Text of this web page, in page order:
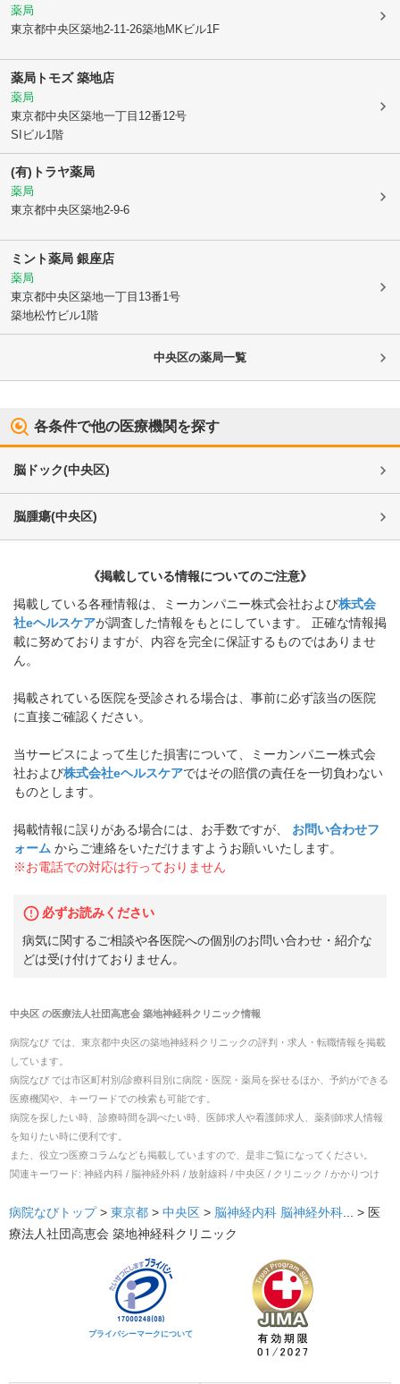
薬局
東京都中央区築地2-11-26築地MKビル1F
薬局トモズ 築地店
薬局
東京都中央区築地一丁目12番12号
SIビル1階
(有)トラヤ薬局
薬局
東京都中央区築地2-9-6
ミント薬局 銀座店
薬局
東京都中央区築地一丁目13番1号
築地松竹ビル1階
中央区の薬局一覧
各条件で他の医療機関を探す
脳ドック(中央区)
脳腫瘍(中央区)
《掲載している情報についてのご注意》
掲載している各種情報は、ミーカンパニー株式会社および株式会
社eヘルスケアが調査した情報をもとにしています。 正確な情報掲
載に努めておりますが、内容を完全に保証するものではありませ
ん。
掲載されている医院を受診される場合は、事前に必ず該当の医院
に直接ご確認ください。
当サービスによって生じた損害について、ミーカンパニー株式会
社および株式会社eヘルスケアではその賠償の責任を一切負わない
ものとします。
掲載情報に誤りがある場合には、お手数ですが、
お問い合わせフ
ォーム からご連絡をいただけますようお願いいたします。
※お電話での対応は行っておりません
必ずお読みください
病気に関するご相談や各医院への個別のお問い合わせ・紹介な
どは受け付けておりません。
中央区の医療法人社団高恵会 築地神経科クリニック情報
病院なび では、 東京都中央区の築地神経科クリニックの評判・求人・転職情報を掲載
しています。
病院なび では市区町村別/診療科目別に病院・医院・薬局を探せるほか、予約ができる
医療機関や、キーワードでの検索も可能です。
病院を探したい時、診療時間を調べたい時、医師求人や看護師求人、薬剤師求人情報
を知りたい時に便利です。
また、役立つ医療コラムなども掲載していますので、是非ご覧になってください。
関連キーワード: 神経内科 / 脳神経外科 / 放射線科 / 中央区 / クリニック / かかりつけ
病院なびトップ> 東京都 > 中央区 > 脳神経内科 脳神経外科 ... > 医
療法人社団高恵会 築地神経科クリニック
プライバシーマークについて